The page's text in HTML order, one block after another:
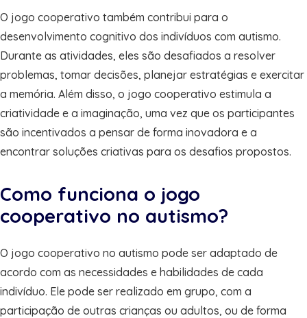
O jogo cooperativo também contribui para o
desenvolvimento cognitivo dos indivíduos com autismo.
Durante as atividades, eles são desafiados a resolver
problemas, tomar decisões, planejar estratégias e exercitar
a memória. Além disso, o jogo cooperativo estimula a
criatividade e a imaginação, uma vez que os participantes
são incentivados a pensar de forma inovadora e a
encontrar soluções criativas para os desafios propostos.
Como funciona o jogo
cooperativo no autismo?
O jogo cooperativo no autismo pode ser adaptado de
acordo com as necessidades e habilidades de cada
indivíduo. Ele pode ser realizado em grupo, com a
participação de outras crianças ou adultos, ou de forma